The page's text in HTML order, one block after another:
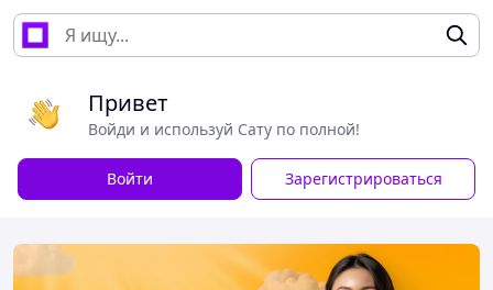
Привет
Войди и используй Сату по полной!
Войти Зарегистрироваться